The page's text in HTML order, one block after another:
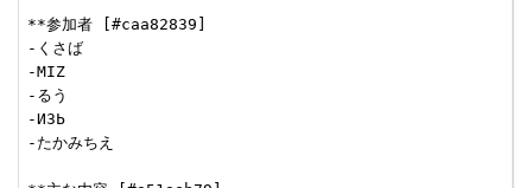
**参加者 [#caa82839]
-くさば
-MIZ
-るう
-ИЗЬ
-たかみちえ